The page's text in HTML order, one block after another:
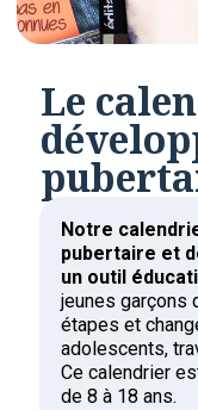
Le
Notre
pubertaire et
un outil
jeunes garçons
étapes et
adolescents,
Ce calendrier
de 8 à 18 ans.